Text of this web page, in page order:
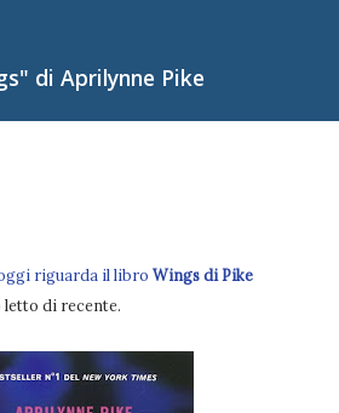
di Aprilynne Pike
riguarda il libro Wings di Pike
letto di recente.